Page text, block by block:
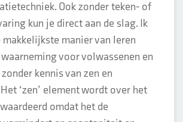
Ook zonder teken- of
kun je direct aan de slag. Ik
makkelijkste manier van leren
voor volwassenen en
kennis van zen en
‘zen’ element wordt over het
omdat het de